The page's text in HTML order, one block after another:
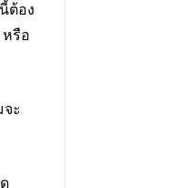
ต้อง
รือ
ะ